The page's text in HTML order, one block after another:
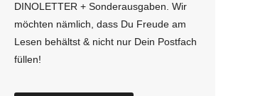
DINOLETTER + Sonderausgaben. Wir
möchten nämlich, dass Du Freude am
Lesen behältst & nicht nur Dein Postfach
füllen!